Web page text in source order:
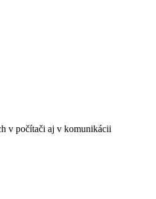
v počítači aj v komunikácii